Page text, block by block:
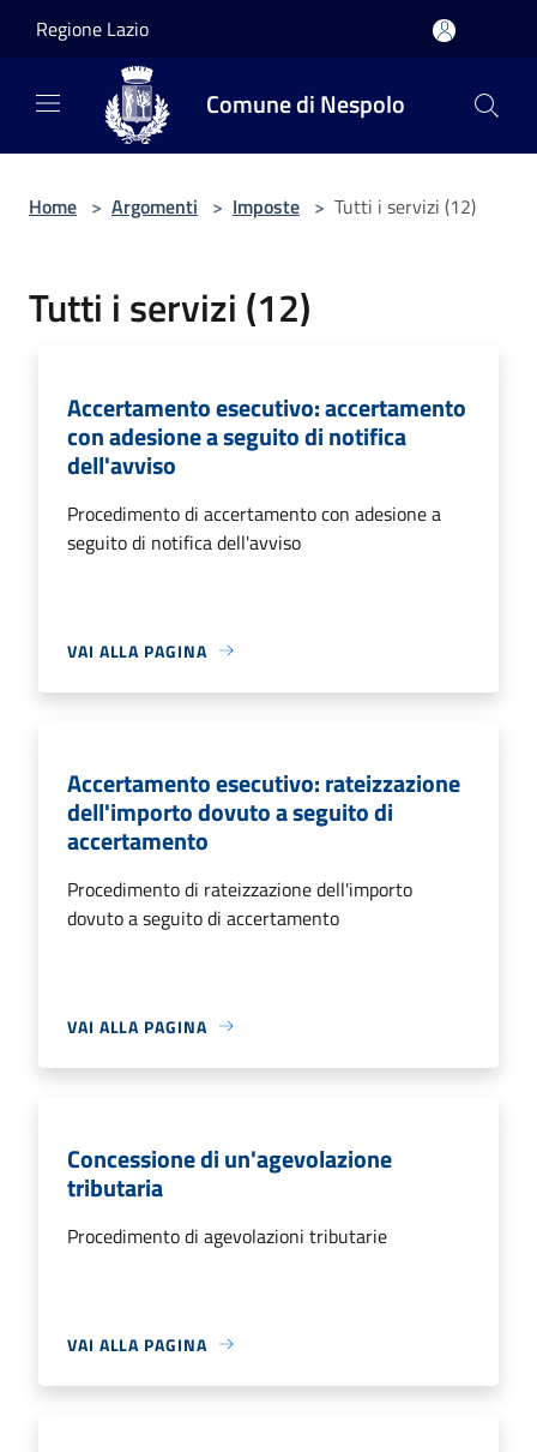
Regione Lazio
Comune di Nespolo
Home > Argomenti > Imposte > Tutti i servizi (12)
Tutti i servizi (12)
Accertamento esecutivo: accertamento
con adesione a seguito di notifica
dell'avviso
Procedimento di accertamento con adesione a
seguito di notifica dell'avviso
VAI ALLA PAGINA
Accertamento esecutivo: rateizzazione
dell'importo dovuto a seguito di
accertamento
Procedimento di rateizzazione dell'importo
dovuto a seguito di accertamento
VAI ALLA PAGINA
Concessione di un'agevolazione
tributaria
Procedimento di agevolazioni tributarie
VAI ALLA PAGINA